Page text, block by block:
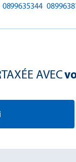
0899635344
AVEC